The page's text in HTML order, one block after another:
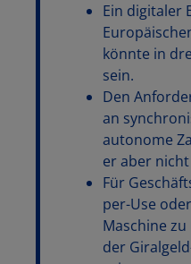
Ein digitaler
könnte in
sein.
Den
an
autonome
er aber
Für
per-Use
Maschine
der